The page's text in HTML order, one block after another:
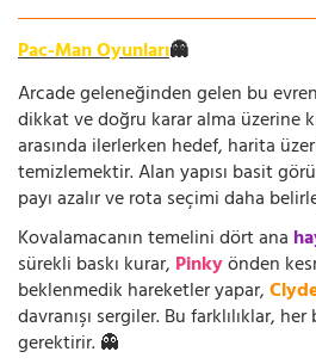
Pac-Man Oyunları👻
Arcade geleneğinden gelen bu
dikkat ve doğru karar alma üzerine
arasında ilerlerken hedef, harita
temizlemektir. Alan yapısı basit
payı azalır ve rota seçimi daha
Kovalamacanın temelini dört ana
sürekli baskı kurar, Pinkyönden
beklenmedik hareketler yapar,
davranışı sergiler. Bu farklılıklar,
gerektirir. 👻